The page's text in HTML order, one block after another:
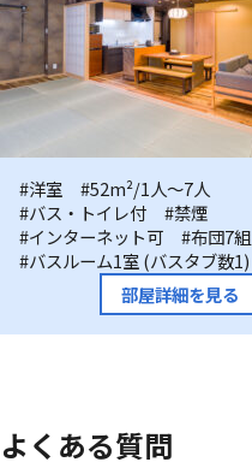
101
号
室
#洋室
#52m²/1人〜7人
#バス・トイレ付
#禁煙
#インターネット可
#布団7組
#バスルーム1室 (バスタブ数1)
部屋詳細を見る
よくある質問